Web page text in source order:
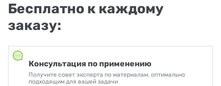
Бесплатно к каждому
заказу:
Консультация по применению
Получите совет эксперта по материалам, оптимально
подходящим для вашей задачи